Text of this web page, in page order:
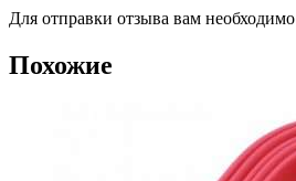
Для отправки отзыва вам необходимо
Похожие